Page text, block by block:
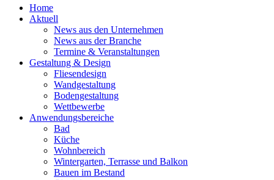
Home
Aktuell
News aus den Unternehmen
News aus der Branche
Termine & Veranstaltungen
Gestaltung & Design
Fliesendesign
Wandgestaltung
Bodengestaltung
Wettbewerbe
Anwendungsbereiche
Bad
Küche
Wohnbereich
Wintergarten, Terrasse und Balkon
Bauen im Bestand